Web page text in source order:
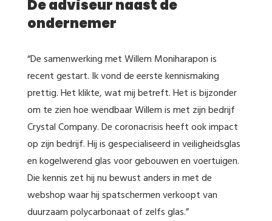
De adviseur naast de
ondernemer
“De samenwerking met Willem Moniharapon is
recent gestart. Ik vond de eerste kennismaking
prettig. Het klikte, wat mij betreft. Het is bijzonder
om te zien hoe wendbaar Willem is met zijn bedrijf
Crystal Company. De coronacrisis heeft ook impact
op zijn bedrijf. Hij is gespecialiseerd in veiligheidsglas
en kogelwerend glas voor gebouwen en voertuigen.
Die kennis zet hij nu bewust anders in met de
webshop waar hij spatschermen verkoopt van
duurzaam polycarbonaat of zelfs glas.”